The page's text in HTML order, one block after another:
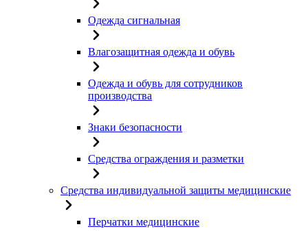
Одежда сигнальная
Влагозащитная одежда и обувь
Одежда и обувь для сотрудников
производства
Знаки безопасности
Средства ограждения и разметки
Средства индивидуальной защиты медицинские
Перчатки медицинские